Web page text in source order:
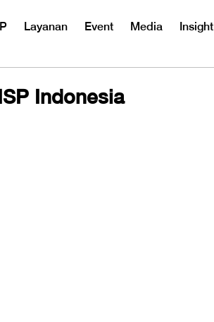
Layanan Event Media Insight
Indonesia